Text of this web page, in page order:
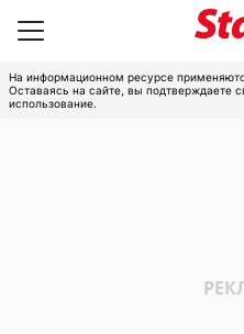
На информационном ресурсе
Оставаясь на сайте, вы подтверждаете
использование.